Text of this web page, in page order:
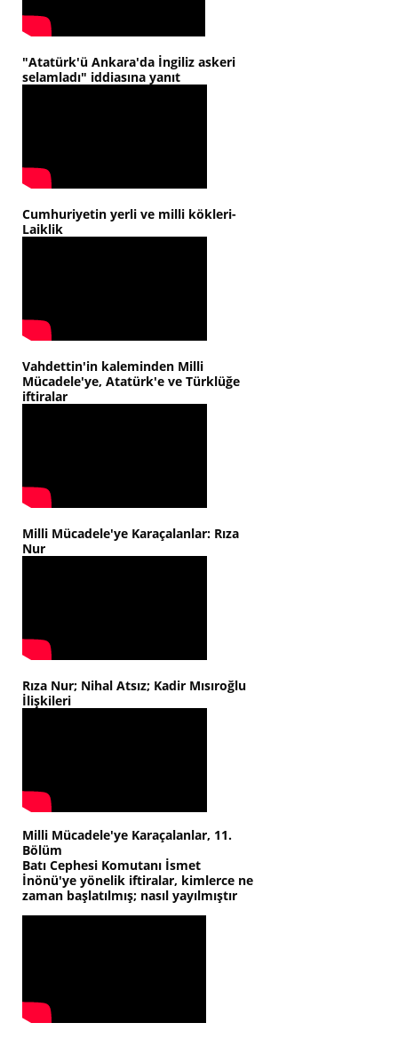
"Atatürk'ü Ankara'da İngiliz askeri
selamladı" iddiasına yanıt
Cumhuriyetin yerli ve milli kökleri-
Laiklik
Vahdettin'in kaleminden Milli
Mücadele'ye, Atatürk'e ve Türklüğe
iftiralar
Milli Mücadele'ye Karaçalanlar: Rıza
Nur
Rıza Nur; Nihal Atsız; Kadir Mısıroğlu
İlişkileri
Milli Mücadele'ye Karaçalanlar, 11.
Bölüm
Batı Cephesi Komutanı İsmet
İnönü'ye yönelik iftiralar, kimlerce ne
zaman başlatılmış; nasıl yayılmıştır